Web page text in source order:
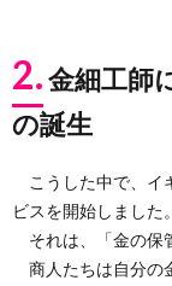
2.金細工師
の誕生
こうした中で、イ
ビスを開始しました。
それは、「金の保
商人たちは自分の